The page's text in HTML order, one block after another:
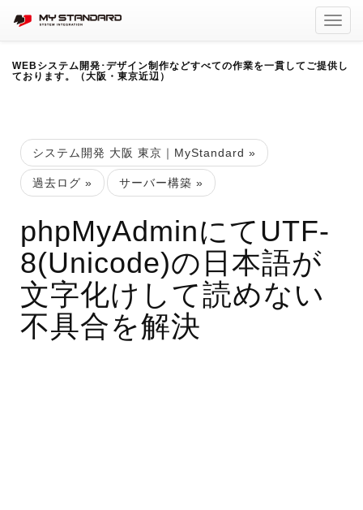
WEBシステム開発･デザイン制作などすべての作業を一貫してご提供し
ております。（大阪・東京近辺）
システム開発 大阪 東京｜MyStandard »
過去ログ » サーバー構築 »
phpMyAdminにてUTF-
8(Unicode)の日本語が
文字化けして読めない
不具合を解決